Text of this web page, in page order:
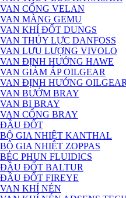
VAN CỔNG VELAN
VAN MÀNG GEMU
VAN KHÍ ĐỐT DUNGS
VAN THỦY LỰC DANFOSS
VAN LƯU LƯỢNG VIVOLO
VAN ĐỊNH HƯỚNG HAWE
VAN GIẢM ÁP OILGEAR
VAN ĐỊNH HƯỚNG OILGEAR
VAN BƯỚM BRAY
VAN BI BRAY
VAN CỔNG BRAY
ĐẦU ĐỐT
BỘ GIA NHIỆT KANTHAL
BỘ GIA NHIỆT ZOPPAS
BÉC PHUN FLUIDICS
ĐẦU ĐỐT BALTUR
ĐẦU ĐỐT FIREYE
VAN KHÍ NÉN